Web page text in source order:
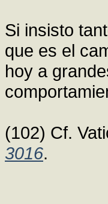
Si insisto
que es el
hoy a
(102) Cf.
3016.